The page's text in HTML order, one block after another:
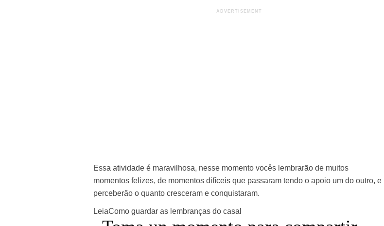
Essa atividade é maravilhosa, nesse momento vocês lembrarão de muitos
momentos felizes, de momentos difíceis que passaram tendo o apoio um do outro, e
perceberão o quanto cresceram e conquistaram.
LeiaComo guardar as lembranças do casal